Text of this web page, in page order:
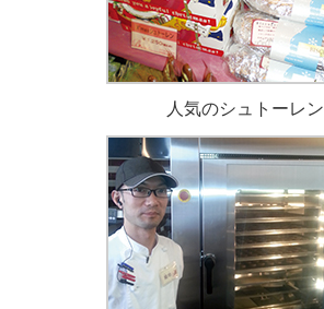
人気のシュトーレン